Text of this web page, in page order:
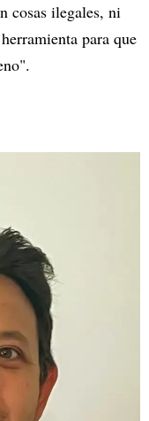
cosas ilegales, ni
para que